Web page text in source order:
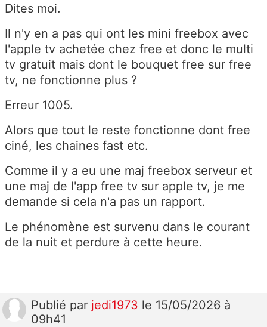
Dites moi.
Il n'y en a pas qui ont les mini freebox avec
l'apple tv achetée chez free et donc le multi
tv gratuit mais dont le bouquet free sur free
tv, ne fonctionne plus ?
Erreur 1005.
Alors que tout le reste fonctionne dont free
ciné, les chaines fast etc.
Comme il y a eu une maj freebox serveur et
une maj de l'app free tv sur apple tv, je me
demande si cela n'a pas un rapport.
Le phénomène est survenu dans le courant
de la nuit et perdure à cette heure.
Publié par jedi1973 le 15/05/2026 à
09h41